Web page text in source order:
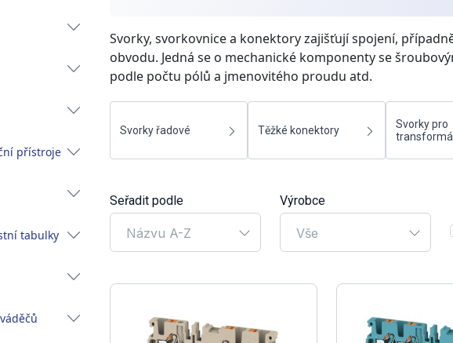
přístroje
tabulky
Svorky, svorkovnice a konektory zajišťují spojení,
obvodu. Jedná se o mechanické komponenty se
podle počtu pólů a jmenovitého proudu atd.
Svorky řadové Těžké konektory
Svorky pro
Seřadit podle
Názvu A-Z
Výrobce
Vše